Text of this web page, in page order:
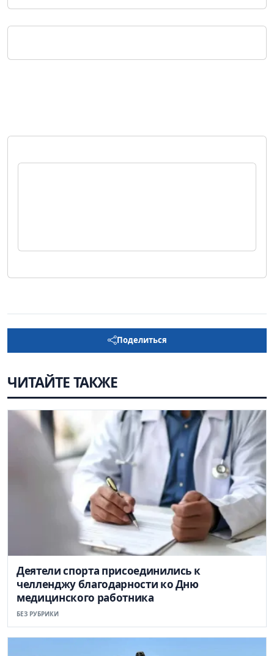
Поделиться
ЧИТАЙТЕ ТАКЖЕ
Деятели спорта присоединились к
челленджу благодарности ко Дню
медицинского работника
БЕЗ РУБРИКИ